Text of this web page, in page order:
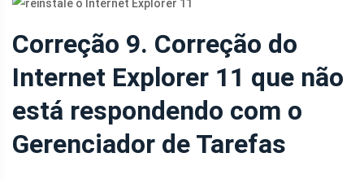
Correção 9. Correção do
Internet Explorer 11 que não
está respondendo com o
Gerenciador de Tarefas